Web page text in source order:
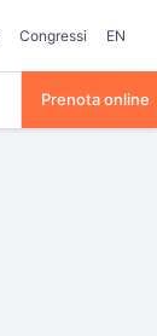
Congressi EN
Prenota online